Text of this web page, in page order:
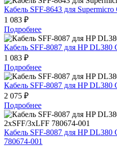
Кабель SFF-8643 для
1 083 ₽
Подробнее
Кабель SFF-8087 для HP DL380
1 083 ₽
Подробнее
Кабель SFF-8087 для HP DL380
2 075 ₽
Подробнее
Кабель SFF-8087 для HP
780674-001